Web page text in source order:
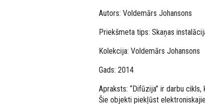
Autors: Voldemārs Johansons
Priekšmeta tips: Skaņas
Kolekcija: Voldemārs Johansons
Gads: 2014
Apraksts: “Difūzija” ir darbu
Šie objekti piekļūst